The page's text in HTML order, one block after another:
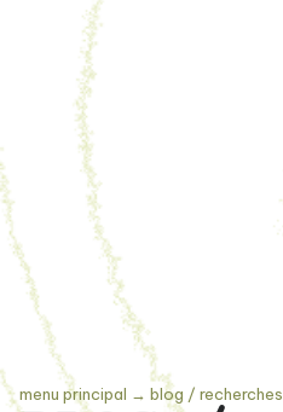
menu principal → blog / recherches